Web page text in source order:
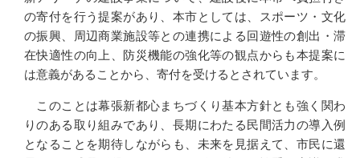
の寄付を行う提案があり、本市としては、スポーツ・文化
の振興、周辺商業施設等との連携による回遊性の創出・滞
在快適性の向上、防災機能の強化等の観点からも本提案に
は意義があることから、寄付を受けるとされています。
このことは幕張新都心まちづくり基本方針とも強く関わ
りのある取り組みであり、長期にわたる民間活力の導入例
となることを期待しながらも、未来を見据えて、市民に還